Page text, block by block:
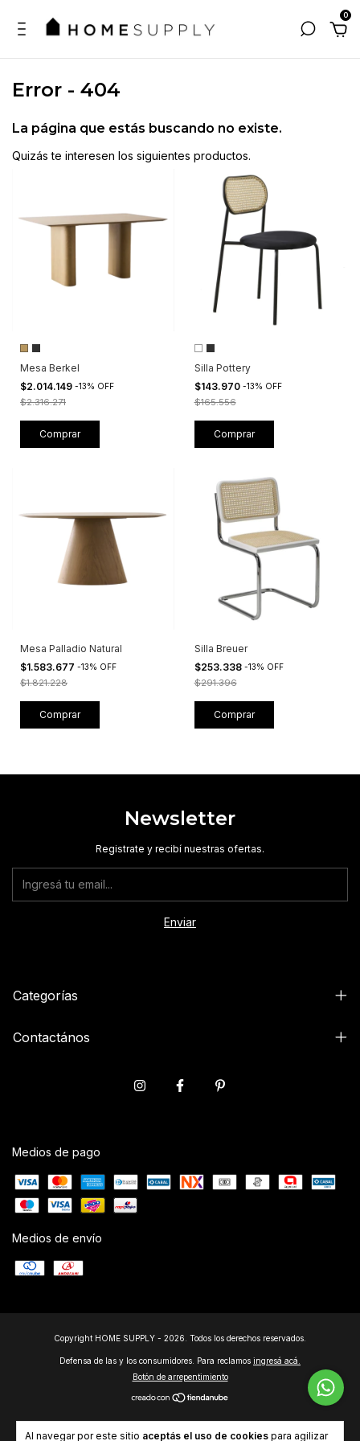
0
Al navegar por este sitio aceptás el uso de cookies para agilizar
Error - 404
La página que estás buscando no existe.
Quizás te interesen los siguientes productos.
Mesa Berkel
$2.014.149 -13% OFF
$2.316.271
Comprar
Silla Pottery
$143.970 -13% OFF
$165.556
Comprar
Mesa Palladio Natural
$1.583.677 -13% OFF
$1.821.228
Silla Breuer
$253.338 -13% OFF
$291.396
Newsletter
Registrate y recibí nuestras ofertas.
Categorías
Contactános
Medios de pago
Medios de envío
Copyright HOME SUPPLY - 2026. Todos los derechos reservados.
Defensa de las y los consumidores. Para reclamos ingresá acá.
Botón de arrepentimiento